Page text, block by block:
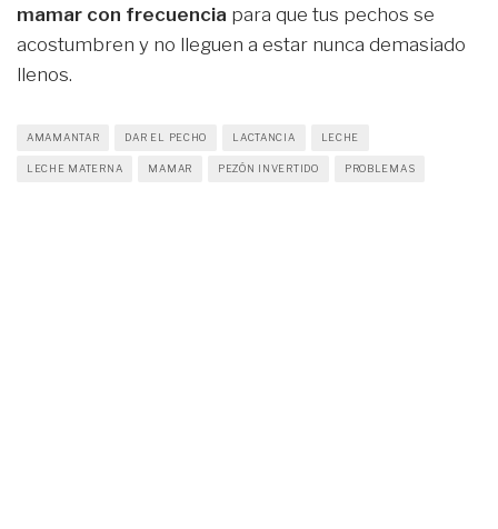
mamar con frecuencia para que tus pechos se
acostumbren y no lleguen a estar nunca demasiado
llenos.
AMAMANTAR DAR EL PECHO LACTANCIA LECHE
LECHE MATERNA MAMAR PEZÓN INVERTIDO PROBLEMAS